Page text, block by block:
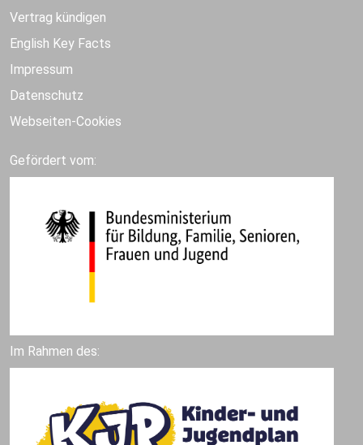
Vertrag kündigen
English Key Facts
Impressum
Datenschutz
Webseiten-Cookies
Gefördert vom:
Im Rahmen des: